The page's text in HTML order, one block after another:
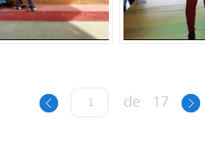
de 17